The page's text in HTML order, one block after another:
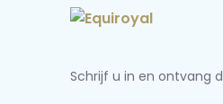
Schrijf u in en ontvang